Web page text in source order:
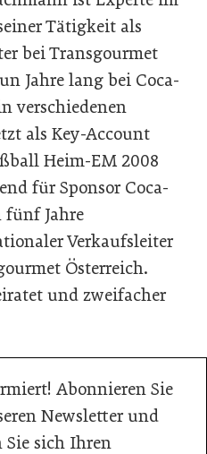
Tätigkeit als
bei Transgourmet
Jahre lang bei Coca-
verschiedenen
als Key-Account
Heim-EM 2008
für Sponsor Coca-
fünf Jahre
Verkaufsleiter
Österreich.
und zweifacher
Abonnieren Sie
Newsletter und
Sie sich Ihren